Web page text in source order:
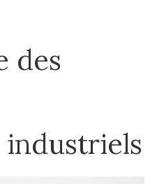
des